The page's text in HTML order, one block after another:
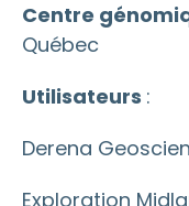
Centre
Québec
Utilisateurs :
Derena
Exploration